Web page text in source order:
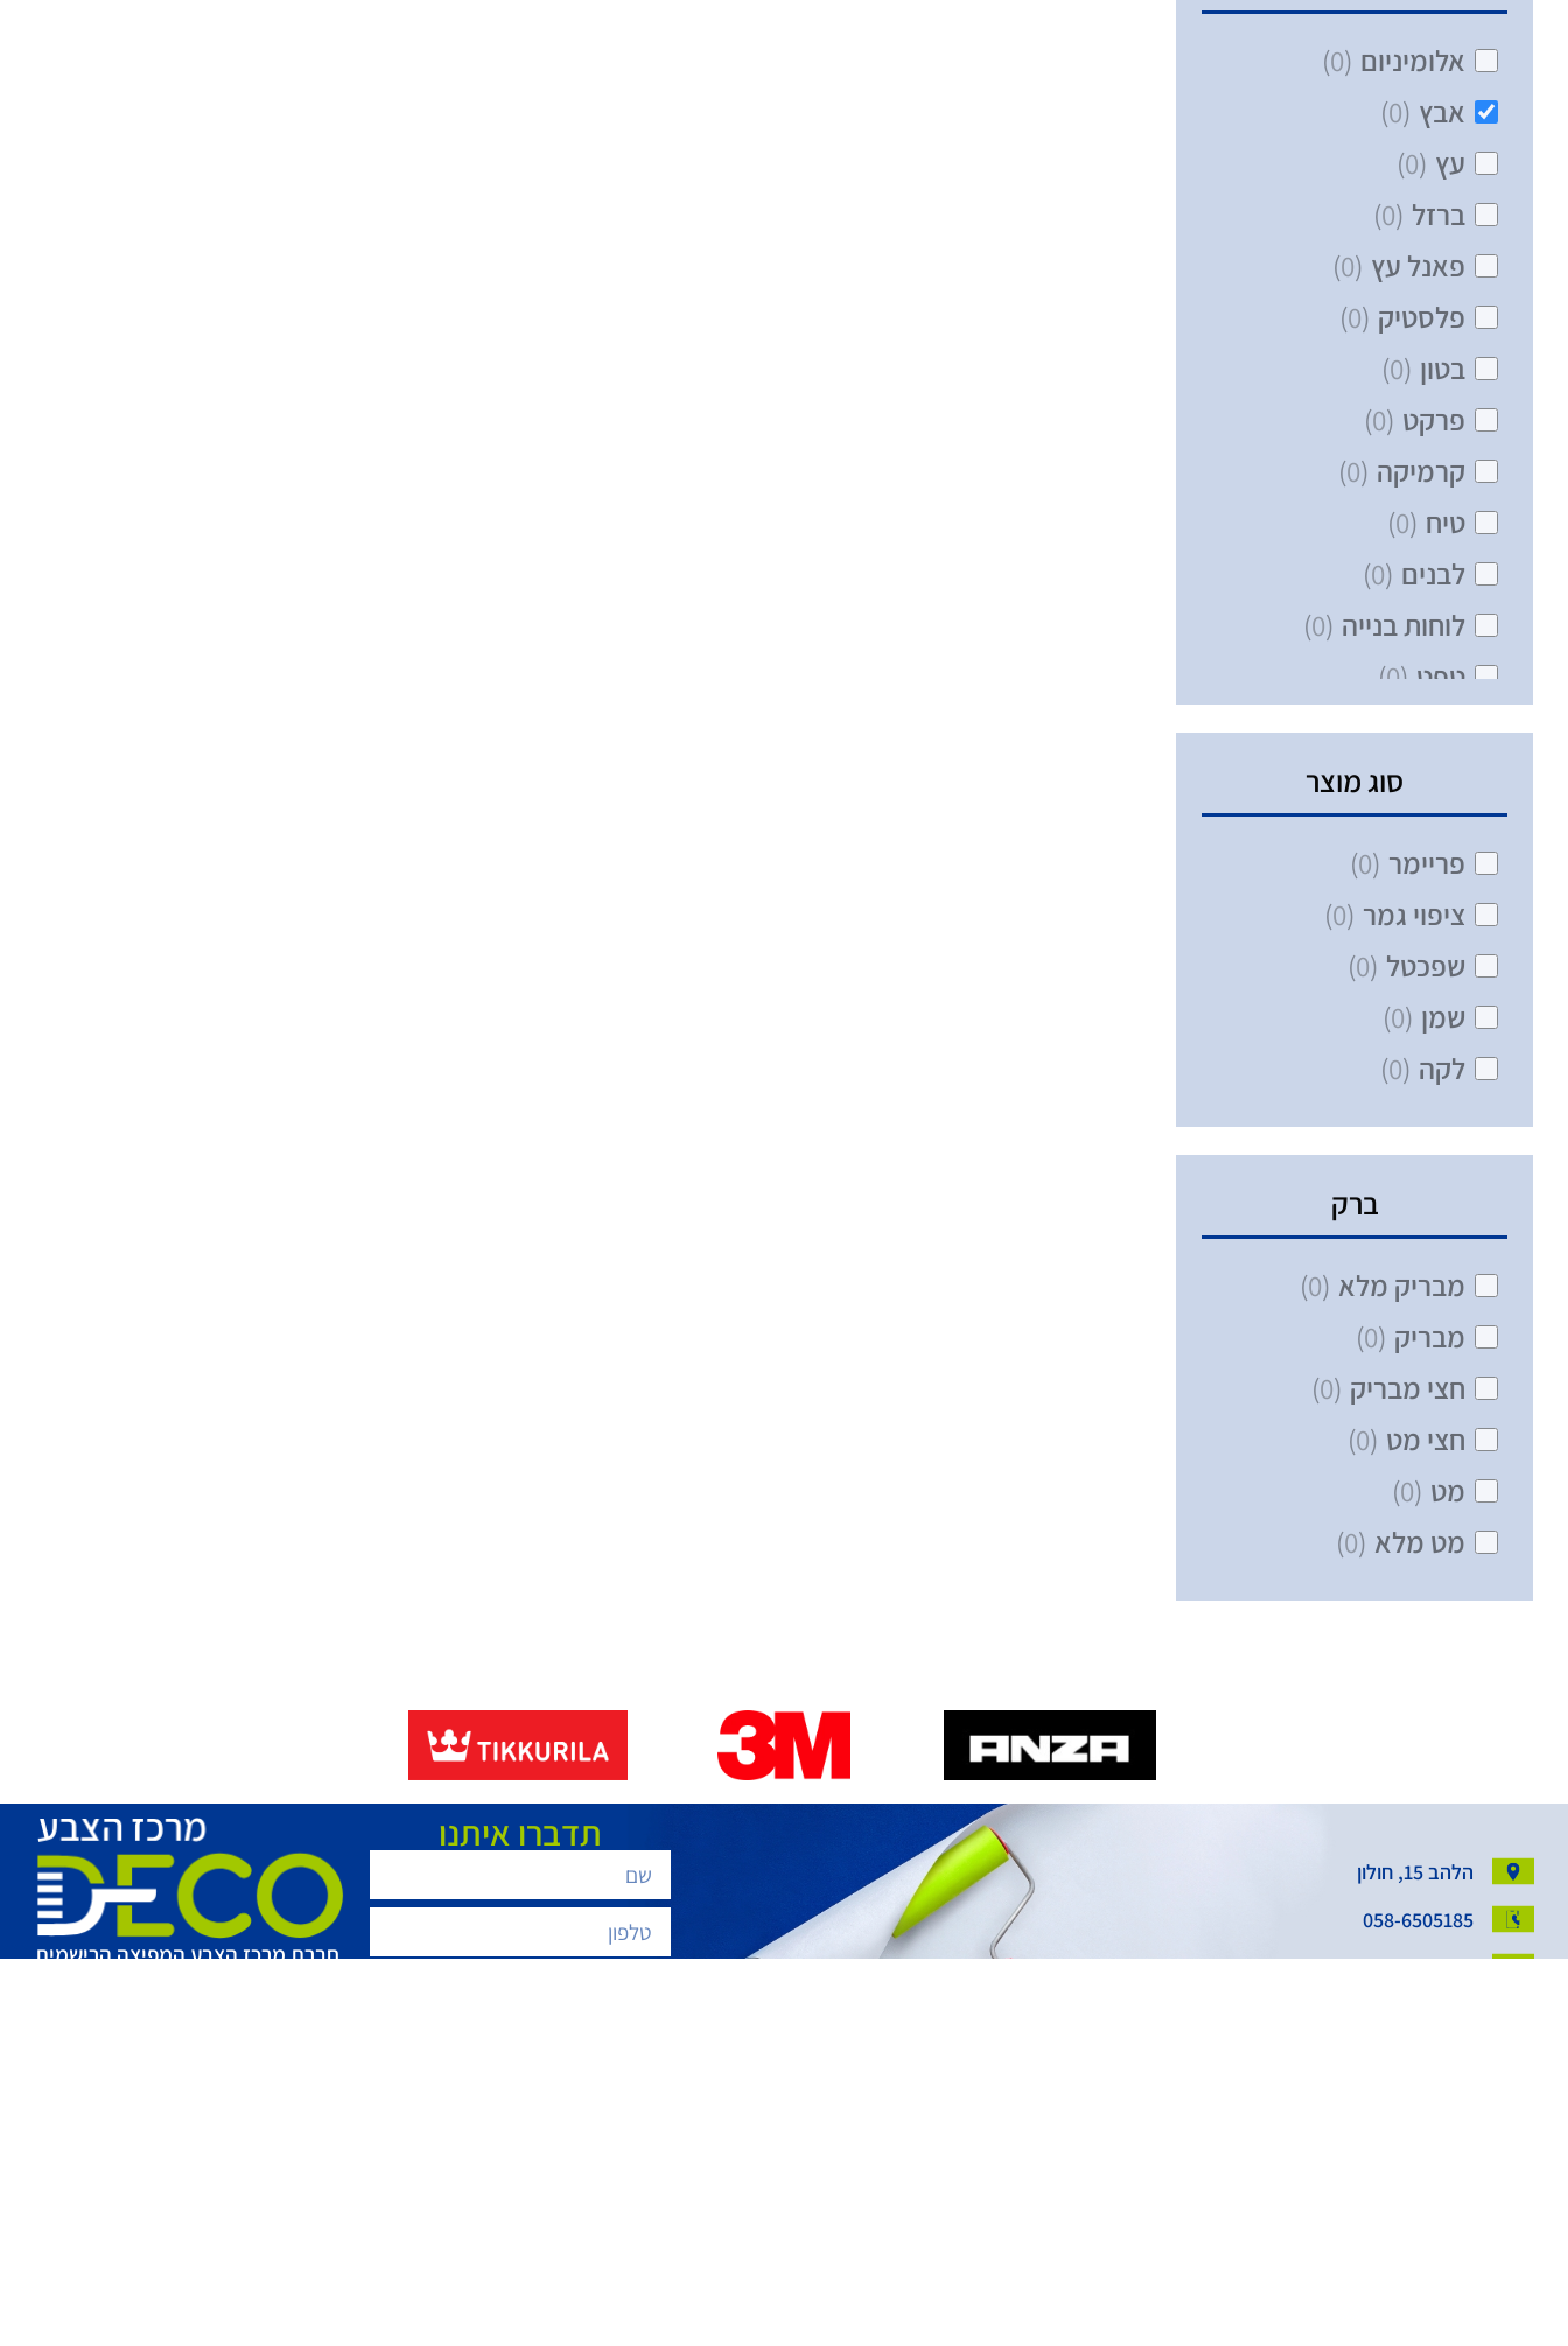
אלומיניום (
0
)
אבץ (
0
)
עץ (
0
)
ברזל (
0
)
פאנל עץ (
0
)
פלסטיק (
0
)
בטון (
0
)
פרקט (
0
)
קרמיקה (
0
)
טיח (
0
)
לבנים (
0
)
לוחות בנייה (
0
)
טפט (
0
)
שפכטל (
0
)
סוג מוצר
פריימר (
0
)
ציפוי גמר (
0
)
שפכטל (
0
)
שמן (
0
)
לקה (
0
)
ברק
מבריק מלא (
0
)
מבריק (
0
)
חצי מבריק (
0
)
חצי מט (
0
)
מט (
0
)
מט מלא (
0
)
הלהב 15, חולון
058-6505185
Centerpaint.israel@gmail.com
תדברו איתנו
חברת מרכז הצבע המפיצה הרישמית